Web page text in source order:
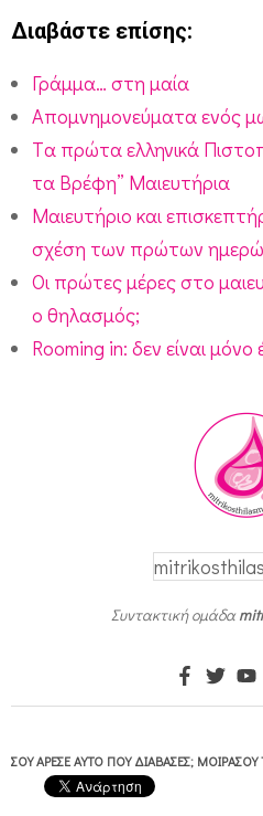
Διαβάστε επίσης:
Γράμμα… στη μαία
Απομνημονεύματα ενός
Tα πρώτα ελληνικά
τα Βρέφη” Μαιευτήρια
Μαιευτήριο και
σχέση των πρώτων
Οι πρώτες μέρες στο
ο θηλασμός;
Rooming in: δεν είναι μόνο
Συντακτική ομάδα
ΣΟΥ ΆΡΕΣΕ ΑΥΤΌ ΠΟΥ ΔΙΆΒΑΣΕΣ; ΜΟΙΡΆΣΟΥ